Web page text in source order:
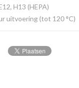
H13 (HEPA)
uitvoering (tot 120 °C)